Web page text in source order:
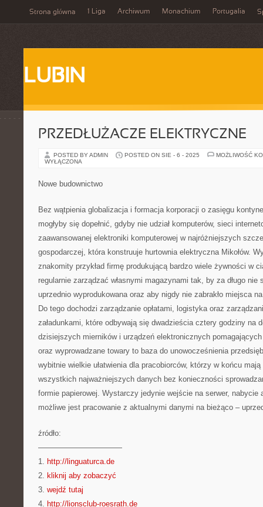
Strona główna 1 Liga Archiwum Monachium Portugalia
LUBIN
PRZEDŁUŻACZE ELEKTRYCZNE
POSTED BY ADMIN POSTED ON SIE - 6 - 2025
MOŻLIWOŚĆ
WYŁĄCZONA
Nowe budownictwo
Bez wątpienia globalizacja i formacja korporacji o zasięgu
mogłyby się dopełnić, gdyby nie udział komputerów, sieci
zaawansowanej elektroniki komputerowej w najróżniejszych
gospodarczej, która konstruuje hurtownia elektryczna Mikołów.
znakomity przykład firmę produkującą bardzo wiele żywności w
regularnie zarządzać własnymi magazynami tak, by za długo nie
uprzednio wyprodukowana oraz aby nigdy nie zabrakło miejsca
Do tego dochodzi zarządzanie opłatami, logistyka oraz
załadunkami, które odbywają się dwadzieścia cztery godziny na
dzisiejszych mierników i urządzeń elektronicznych
oraz wyprowadzane towary to baza do unowocześnienia
wybitnie wielkie ułatwienia dla pracobiorców, którzy w końcu
wszystkich najważniejszych danych bez konieczności
formie papierowej. Wystarczy jedynie wejście na serwer, nabycie
możliwe jest pracowanie z aktualnymi danymi na bieżąco –
źródło:
———————————
1. http://linguaturca.de
2. kliknij aby zobaczyć
3. wejdź tutaj
4. http://lionsclub-roesrath.de